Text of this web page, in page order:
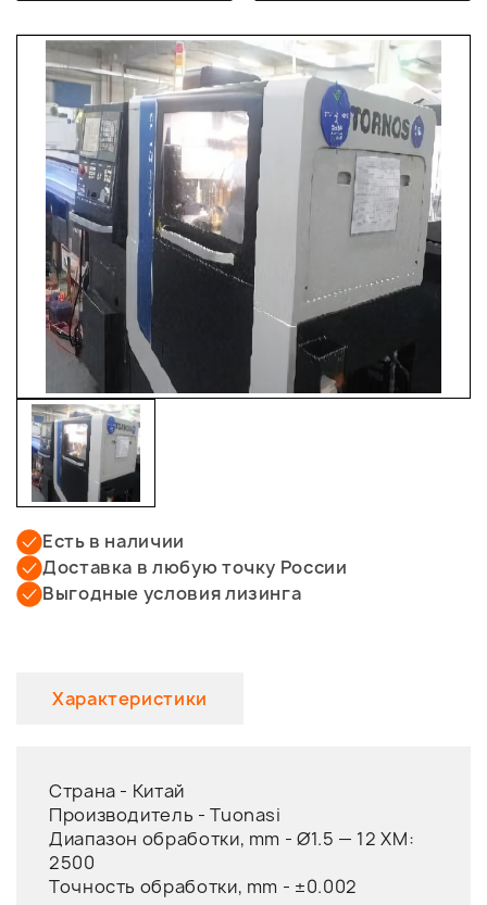
Есть в наличии
Доставка в любую точку России
Выгодные условия лизинга
Характеристики
Страна - Китай
Производитель -Tuonasi
Диапазон обработки, mm - Ø1.5 — 12 XM:
2500
Точность обработки, mm - ±0.002